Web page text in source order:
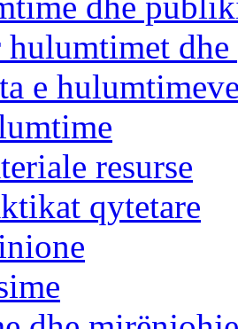
hulumtimet
e
resurse
qytetare